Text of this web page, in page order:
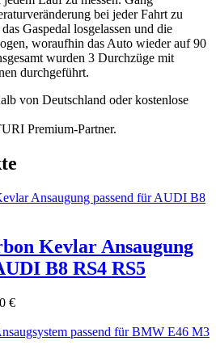
bei jeder Fahrt zu
Gaspedal losgelassen und die
woraufhin das Auto wieder auf 90
wurden 3 Durchzüge mit
durchgeführt.
von Deutschland oder kostenlose
Premium-Partner.
Kevlar Ansaugung
B8 RS4 RS5
€Preisspanne:
bis